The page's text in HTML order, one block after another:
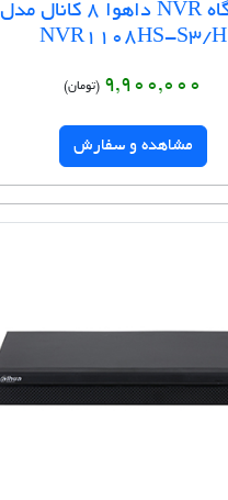
دستگاه NVR داهوا 8 کانال مدل
NVR1108HS-S3/H
9,900,000 (تومان)
مشاهده و سفارش